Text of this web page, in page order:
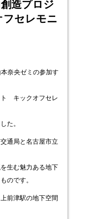
造プロジ
フセレモニ
奈央ゼミの参加す
ト キックオフセレ
た。
通局と名古屋市立
生む魅力ある地下
のです。
前津駅の地下空間